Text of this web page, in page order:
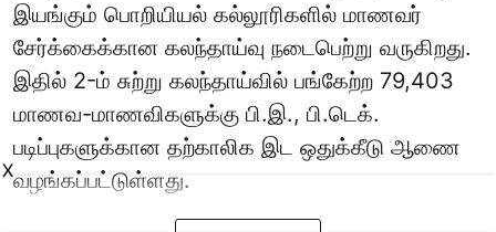
இயங்கும் பொறியியல் கல்லூரிகளில் மாணவர்
சேர்க்கைக்கான கலந்தாய்வு நடைபெற்று வருகிறது.
இதில் 2-ம் சுற்று கலந்தாய்வில் பங்கேற்ற 79,403
மாணவ-மாணவிகளுக்கு பி.இ., பி.டெக்.
படிப்புகளுக்கான தற்காலிக இட ஒதுக்கீடு ஆணை
வழங்கப்பட்டுள்ளது.
X